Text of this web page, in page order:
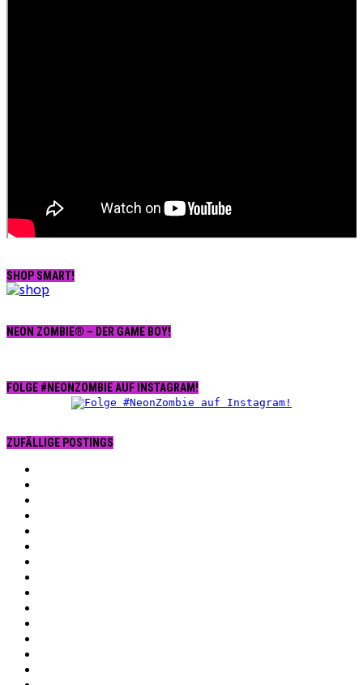
SHOP SMART!
NEON ZOMBIE® – DER GAME BOY!
FOLGE #NEONZOMBIE AUF INSTAGRAM!
ZUFÄLLIGE POSTINGS